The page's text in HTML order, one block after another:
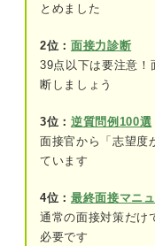
とめました
2位： 面接力診断
39点以下は要注意！
断しましょう
3位： 逆質問例100選
面接官から「志望度
ています
4位： 最終面接マニ
通常の面接対策だけ
必要です